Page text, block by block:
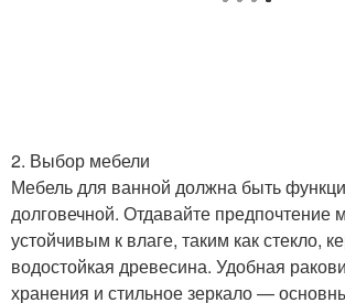
2. Выбор мебели
Мебель для ванной должна быть
долговечной. Отдавайте предпочтение
устойчивым к влаге, таким как стекло,
водостойкая древесина. Удобная
хранения и стильное зеркало —